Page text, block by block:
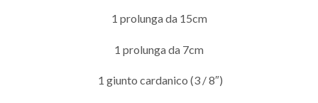
1 prolunga da 15cm
1 prolunga da 7cm
1 giunto cardanico (3 / 8″)